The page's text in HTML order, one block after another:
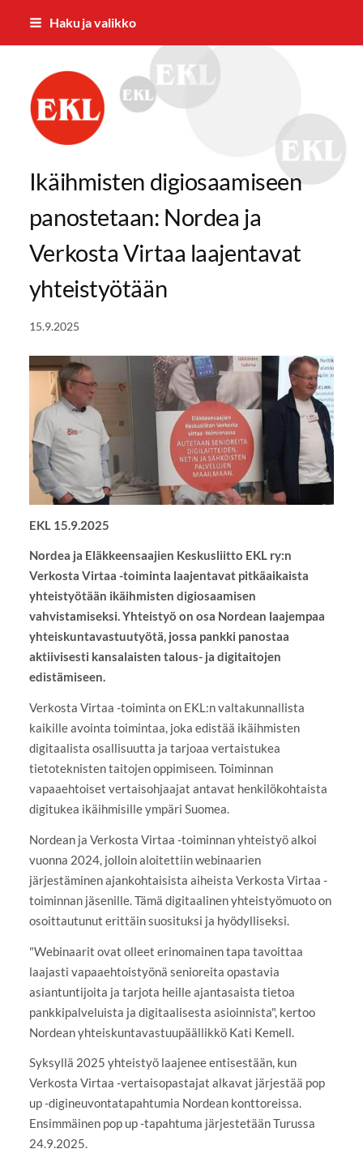
Siirry
Haku ja valikko
Eläkkeensaajien Keskusliiton
Ikäihmisten digiosaamiseen
panostetaan: Nordea ja
Verkosta Virtaa laajentavat
yhteistyötään
15.9.2025
EKL 15.9.2025
Nordea ja Eläkkeensaajien Keskusliitto EKL ry:n
Verkosta Virtaa -toiminta laajentavat pitkäaikaista
yhteistyötään ikäihmisten digiosaamisen
vahvistamiseksi. Yhteistyö on osa Nordean laajempaa
yhteiskuntavastuutyötä, jossa pankki panostaa
aktiivisesti kansalaisten talous- ja digitaitojen
edistämiseen.
Verkosta Virtaa -toiminta on EKL:n valtakunnallista
kaikille avointa toimintaa, joka edistää ikäihmisten
digitaalista osallisuutta ja tarjoaa vertaistukea
tietoteknisten taitojen oppimiseen. Toiminnan
vapaaehtoiset vertaisohjaajat antavat henkilökohtaista
digitukea ikäihmisille ympäri Suomea.
Nordean ja Verkosta Virtaa -toiminnan yhteistyö alkoi
vuonna 2024, jolloin aloitettiin webinaarien
järjestäminen ajankohtaisista aiheista Verkosta Virtaa -
toiminnan jäsenille. Tämä digitaalinen yhteistyömuoto on
osoittautunut erittäin suosituksi ja hyödylliseksi.
"Webinaarit ovat olleet erinomainen tapa tavoittaa
laajasti vapaaehtoistyönä senioreita opastavia
asiantuntijoita ja tarjota heille ajantasaista tietoa
pankkipalveluista ja digitaalisesta asioinnista", kertoo
Nordean yhteiskuntavastuupäällikkö Kati Kemell.
Syksyllä 2025 yhteistyö laajenee entisestään, kun
Verkosta Virtaa -vertaisopastajat alkavat järjestää pop
up -digineuvontatapahtumia Nordean konttoreissa.
Ensimmäinen pop up -tapahtuma järjestetään Turussa
24.9.2025.